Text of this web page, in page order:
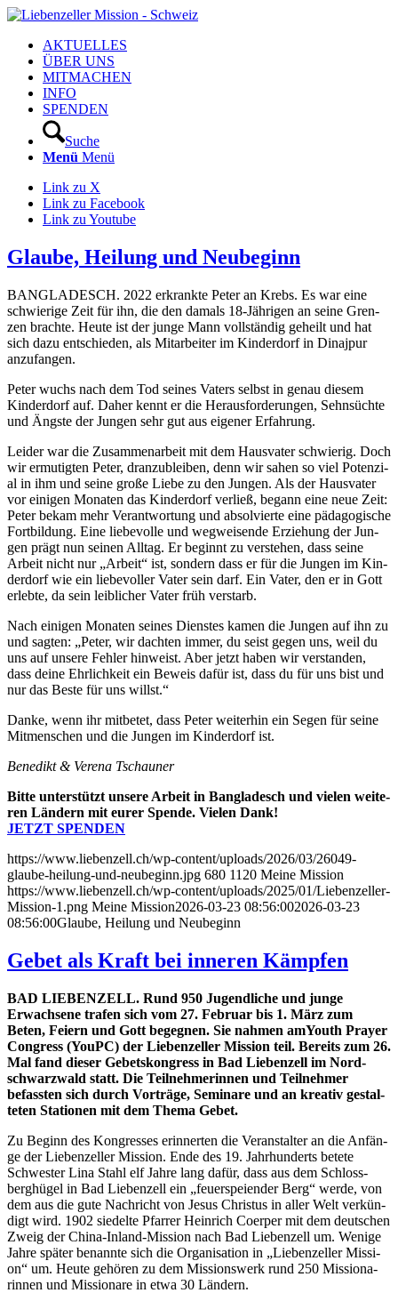
AKTUELLES
ÜBER UNS
MITMACHEN
INFO
SPENDEN
Suche
Menü Menü
Link zu X
Link zu Facebook
Link zu Youtube
Glaube, Heilung und Neubeginn
BANGLADESCH. 2022 erkrank­te Peter an Krebs. Es war eine
schwie­ri­ge Zeit für ihn, die den damals 18-Jäh­ri­gen an sei­ne Gren­
zen brach­te. Heu­te ist der jun­ge Mann voll­stän­dig geheilt und hat
sich dazu ent­schie­den, als Mit­ar­bei­ter im Kin­der­dorf in Dina­j­pur
anzufangen.
Peter wuchs nach dem Tod sei­nes Vaters selbst in genau die­sem
Kin­der­dorf auf. Daher kennt er die Her­aus­for­de­run­gen, Sehn­süch­te
und Ängs­te der Jun­gen sehr gut aus eige­ner Erfahrung.
Lei­der war die Zusam­men­ar­beit mit dem Haus­va­ter schwie­rig. Doch
wir ermu­tig­ten Peter, dran­zu­blei­ben, denn wir sahen so viel Poten­zi­
al in ihm und sei­ne gro­ße Lie­be zu den Jun­gen. Als der Haus­va­ter
vor eini­gen Mona­ten das Kin­der­dorf ver­ließ, begann eine neue Zeit:
Peter bekam mehr Ver­ant­wor­tung und absol­vier­te eine päd­ago­gi­sche
Fort­bil­dung. Eine lie­be­vol­le und weg­wei­sen­de Erzie­hung der Jun­
gen prägt nun sei­nen All­tag. Er beginnt zu ver­ste­hen, dass sei­ne
Arbeit nicht nur „Arbeit“ ist, son­dern dass er für die Jun­gen im Kin­
der­dorf wie ein lie­be­vol­ler Vater sein darf. Ein Vater, den er in Gott
erleb­te, da sein leib­li­cher Vater früh verstarb.
Nach eini­gen Mona­ten sei­nes Diens­tes kamen die Jun­gen auf ihn zu
und sag­ten: „Peter, wir dach­ten immer, du seist gegen uns, weil du
uns auf unse­re Feh­ler hin­weist. Aber jetzt haben wir ver­stan­den,
dass dei­ne Ehr­lich­keit ein Beweis dafür ist, dass du für uns bist und
nur das Bes­te für uns willst.“
Dan­ke, wenn ihr mit­be­tet, dass Peter wei­ter­hin ein Segen für sei­ne
Mit­men­schen und die Jun­gen im Kin­der­dorf ist.
Bene­dikt & Vere­na Tschauner
Bit­te unter­stützt unse­re Arbeit in Ban­gla­desch und vie­len wei­te­
ren Län­dern mit eurer Spen­de. Vie­len Dank!
JETZT SPENDEN
https://www.liebenzell.ch/wp-content/uploads/2026/03/26049-
glaube-heilung-und-neubeginn.jpg 680 1120 Meine Mission
https://www.liebenzell.ch/wp-content/uploads/2025/01/Liebenzeller-
Mission-1.png Meine Mission2026-03-23 08:56:002026-03-23
08:56:00Glaube, Heilung und Neubeginn
Gebet als Kraft bei inneren Kämpfen
BAD LIEBENZELL. Rund 950 Jugend­li­che und jun­ge
Erwach­se­ne tra­fen sich vom 27. Febru­ar bis 1. März zum
Beten, Fei­ern und Gott begeg­nen. Sie nah­men amY­outh Pray­er
Con­gress (YouPC) der Lie­ben­zel­ler Mis­si­on teil. Bereits zum 26.
Mal fand die­ser Gebets­kon­gress in Bad Lie­ben­zell im Nord­
schwarz­wald statt. Die Teil­neh­me­rin­nen und Teil­neh­mer
befass­ten sich durch Vor­trä­ge, Semi­na­re und an krea­tiv gestal­
te­ten Sta­tio­nen mit dem The­ma Gebet.
Zu Beginn des Kon­gres­ses erin­ner­ten die Ver­an­stal­ter an die Anfän­
ge der Lie­ben­zel­ler Mis­si­on. Ende des 19. Jahr­hun­derts bete­te
Schwes­ter Lina Stahl elf Jah­re lang dafür, dass aus dem Schloss­
berg­hü­gel in Bad Lie­ben­zell ein „feu­er­spei­en­der Berg“ wer­de, von
dem aus die gute Nach­richt von Jesus Chris­tus in aller Welt ver­kün­
digt wird. 1902 sie­del­te Pfar­rer Hein­rich Coer­per mit dem deut­schen
Zweig der Chi­na-Inland-Mis­si­on nach Bad Lie­ben­zell um. Weni­ge
Jah­re spä­ter benann­te sich die Orga­ni­sa­ti­on in „Lie­ben­zel­ler Mis­si­
on“ um. Heu­te gehö­ren zu dem Mis­si­ons­werk rund 250 Mis­sio­na­
rin­nen und Mis­sio­na­re in etwa 30 Ländern.